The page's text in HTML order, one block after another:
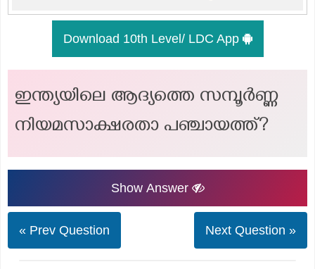
Download 10th Level/ LDC App
ഇന്ത്യയിലെ ആദ്യത്തെ സമ്പൂർണ്ണ
നിയമസാക്ഷരതാ പഞ്ചായത്ത്?
Show Answer
« Prev Question Next Question »